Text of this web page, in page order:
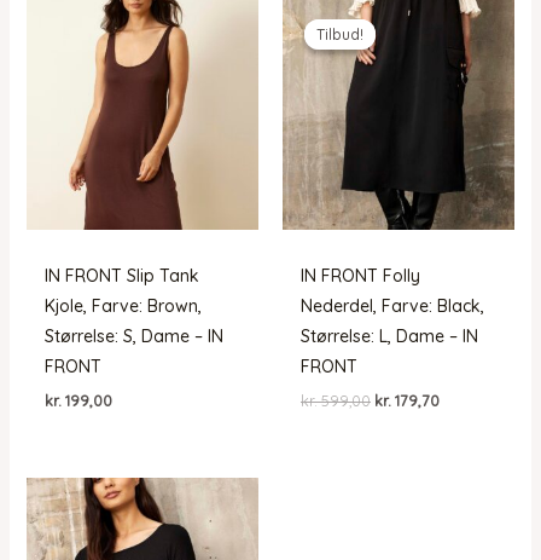
IN FRONT Slip Tank
Kjole, Farve: Brown,
Størrelse: S, Dame – IN
FRONT
kr. 199,00
Tilbud!
Tilbud!
IN FRONT Folly
Nederdel, Farve: Black,
Størrelse: L, Dame – IN
FRONT
kr.599,00 Den
kr. 179,70Den